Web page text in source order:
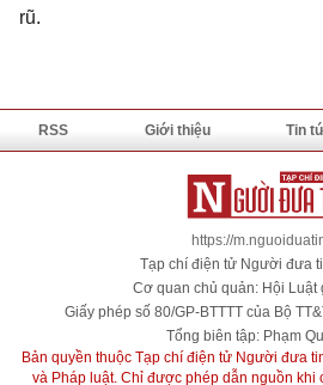
rũ.
RSS Giới thiệu Tin
https://
Tạp chí điện tử Người đưa
Cơ quan chủ quản: Hội Luật
Giấy phép số 80/GP-BTTTT của Bộ
Tổng biên tập: Phạm
Bản quyền thuộc Tạp chí điện tử Người đưa
và Pháp luật. Chỉ được phép dẫn nguồn khi